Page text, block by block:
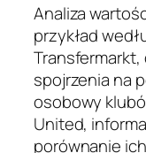
Analiza
przykład
spojrzenia na
osobowy
United,
porównanie